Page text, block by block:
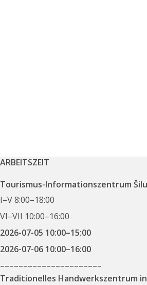
ARBEITSZEIT
Tourismus-Informationszentrum
I–V 8:00–18:00
VI–VII 10:00–16:00
2026-07-05 10:00–15:00
2026-07-06 10:00–16:00
––––––––––––––––––––––
Traditionelles Handwerkszentrum in